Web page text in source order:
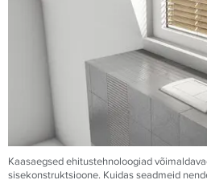
Kaasaegsed ehitustehnoloogiad
sisekonstruktsioone. Kuidas seadmeid